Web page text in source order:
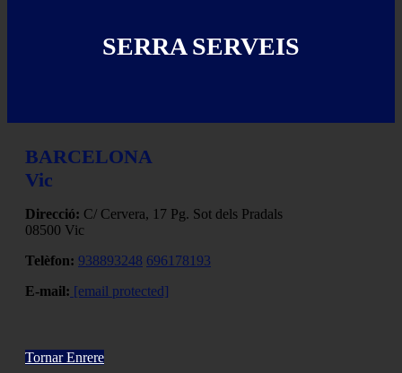
SERRA SERVEIS
BARCELONA
Vic
Direcció: C/ Cervera, 17 Pg. Sot dels Pradals
08500 Vic
Telèfon: 938893248 696178193
E-mail: [email protected]
Tornar Enrere